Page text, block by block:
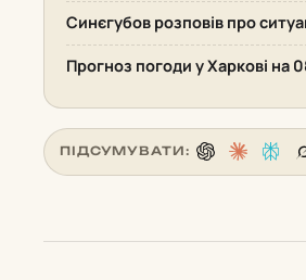
Синєгубов розповів про
Прогноз погоди у Харкові на
ПІДСУМУВАТИ: